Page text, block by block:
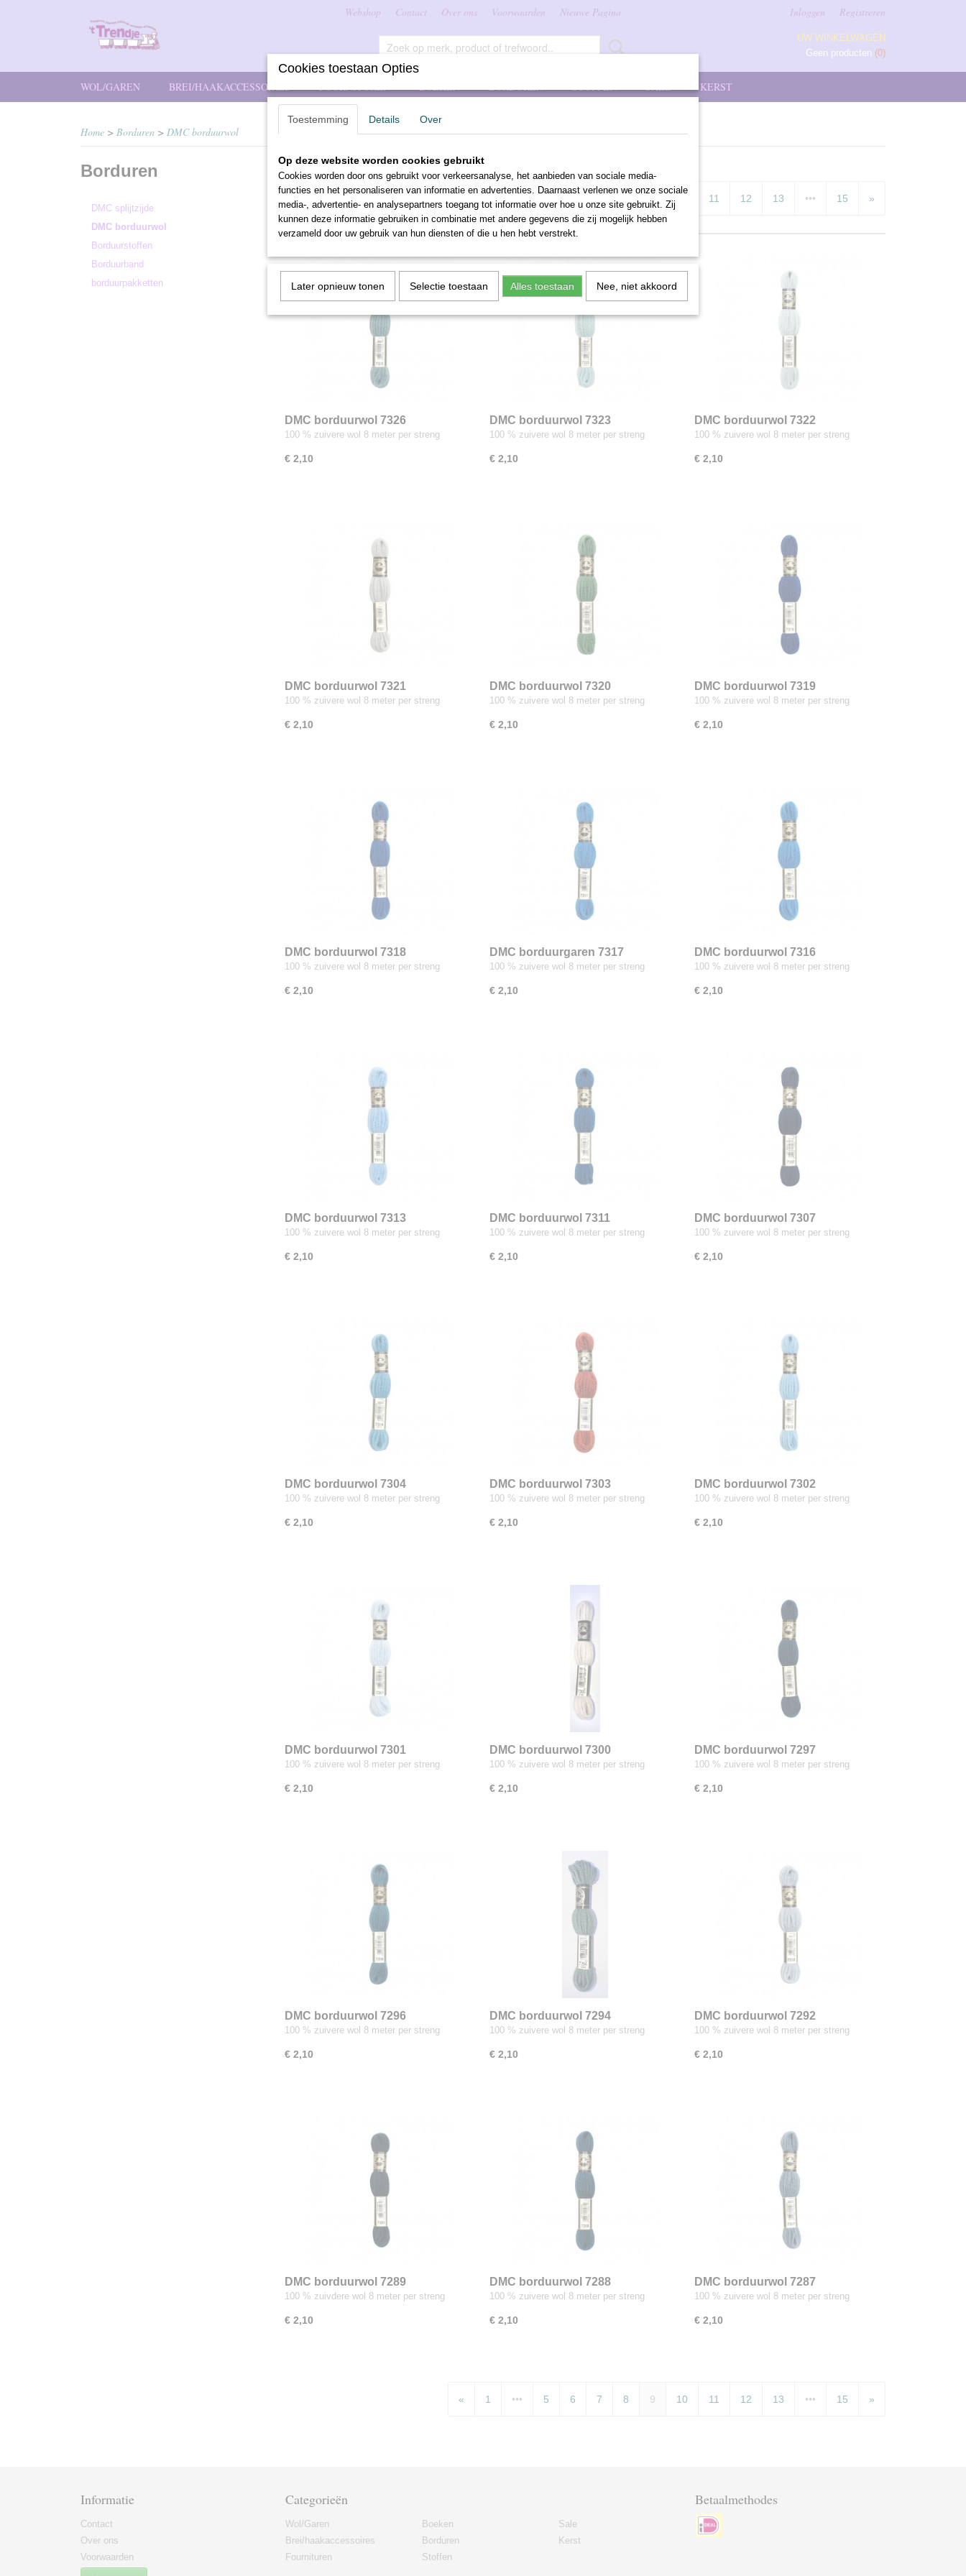
Webshop Contact Over ons Voorwaarden Nieuwe Pagina Inloggen Registreren
UW WINKELWAGEN
Geen producten (0)
WOL/GAREN BREI/HAAKACCESSOIRES FOURNITUREN BOEKEN BORDUREN STOFFEN SALE KERST
Home > Borduren > DMC borduurwol
Borduren
DMC splijtzijde
DMC borduurwol
Borduurstoffen
Borduurband
borduurpakketten
Sorteer op:
9 11 12 13 ••• 15 »
DMC borduurwol 7326
100 % zuivere wol 8 meter per streng
€ 2,10
DMC borduurwol 7323
100 % zuivere wol 8 meter per streng
€ 2,10
DMC borduurwol 7322
100 % zuivere wol 8 meter per streng
€ 2,10
DMC borduurwol 7321
100 % zuivere wol 8 meter per streng
€ 2,10
DMC borduurwol 7320
100 % zuivere wol 8 meter per streng
€ 2,10
DMC borduurwol 7319
100 % zuivere wol 8 meter per streng
€ 2,10
DMC borduurwol 7318
100 % zuivere wol 8 meter per streng
€ 2,10
DMC borduurgaren 7317
100 % zuivere wol 8 meter per streng
€ 2,10
DMC borduurwol 7316
100 % zuivere wol 8 meter per streng
€ 2,10
DMC borduurwol 7313
100 % zuivere wol 8 meter per streng
€ 2,10
DMC borduurwol 7311
100 % zuivere wol 8 meter per streng
€ 2,10
DMC borduurwol 7307
100 % zuivere wol 8 meter per streng
€ 2,10
DMC borduurwol 7304
100 % zuivere wol 8 meter per streng
€ 2,10
DMC borduurwol 7303
100 % zuivere wol 8 meter per streng
€ 2,10
DMC borduurwol 7302
100 % zuivere wol 8 meter per streng
€ 2,10
DMC borduurwol 7301
100 % zuivere wol 8 meter per streng
€ 2,10
DMC borduurwol 7300
100 % zuivere wol 8 meter per streng
€ 2,10
DMC borduurwol 7297
100 % zuivere wol 8 meter per streng
€ 2,10
DMC borduurwol 7296
100 % zuivere wol 8 meter per streng
€ 2,10
DMC borduurwol 7294
100 % zuivere wol 8 meter per streng
€ 2,10
DMC borduurwol 7292
100 % zuivere wol 8 meter per streng
€ 2,10
DMC borduurwol 7289
100 % zuivdere wol 8 meter per streng
€ 2,10
DMC borduurwol 7288
100 % zuivere wol 8 meter per streng
€ 2,10
DMC borduurwol 7287
100 % zuivere wol 8 meter per streng
€ 2,10
« 1 ••• 5 6 7 8 9 10 11 12 13 ••• 15 »
Informatie
Contact
Over ons
Voorwaarden
Categorieën
Wol/Garen
Brei/haakaccessoires
Fournituren
Boeken
Borduren
Stoffen
Sale
Kerst
Betaalmethodes
Cookies toestaan Opties
Toestemming Details Over
Op deze website worden cookies gebruikt
Cookies worden door ons gebruikt voor verkeersanalyse, het aanbieden van sociale media-
functies en het personaliseren van informatie en advertenties. Daarnaast verlenen we onze sociale
media-, advertentie- en analysepartners toegang tot informatie over hoe u onze site gebruikt. Zij
kunnen deze informatie gebruiken in combinatie met andere gegevens die zij mogelijk hebben
verzameld door uw gebruik van hun diensten of die u hen hebt verstrekt.
Later opnieuw tonen Selectie toestaan Alles toestaan Nee, niet akkoord